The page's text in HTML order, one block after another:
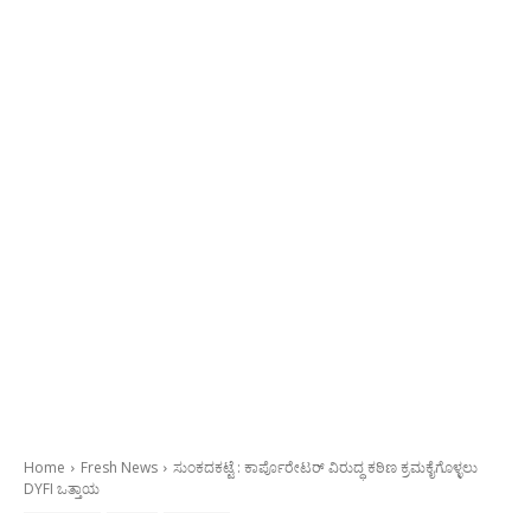
Home Fresh News
ಸುಂಕದಕಟ್ಟೆ : ಕಾರ್ಪೊರೇಟರ್ ವಿರುದ್ಧ ಕಠಿಣ ಕ್ರಮಕೈಗೊಳ್ಳಲು
DYFI ಒತ್ತಾಯ